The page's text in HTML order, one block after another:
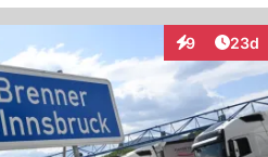
9
Interaktionen
23d